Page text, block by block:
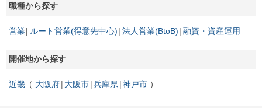
職種から探す
営業 ルート営業(得意先中心) 法人営業(BtoB) 融資・資産運用
開催地から探す
近畿 大阪府 大阪市 兵庫県 神戸市